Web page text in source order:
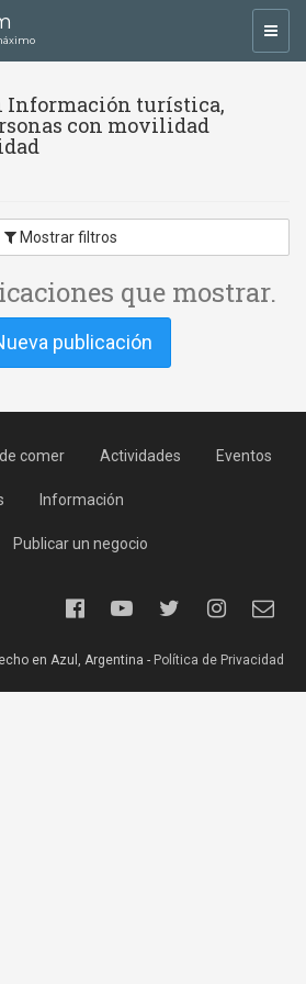
Información turística,
con movilidad
Mostrar filtros
que mostrar.
publicación
comer Actividades Eventos
Información
Publicar un negocio
en Azul, Argentina - Política de Privacidad